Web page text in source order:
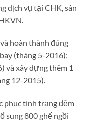
dịch vụ tại CHK, sân
hoàn thành đúng
(tháng 5-2016);
và xây dựng thêm 1
12-2015).
phục tình trạng đệm
sung 800 ghế ngồi